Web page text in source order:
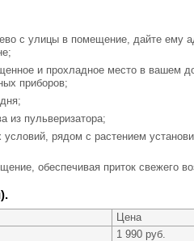
с улицы в помещение, дайте ему
и прохладное место в вашем
приборов;
из пульверизатора;
рядом с растением
обеспечивая приток свежего
Цена
1 990 руб.